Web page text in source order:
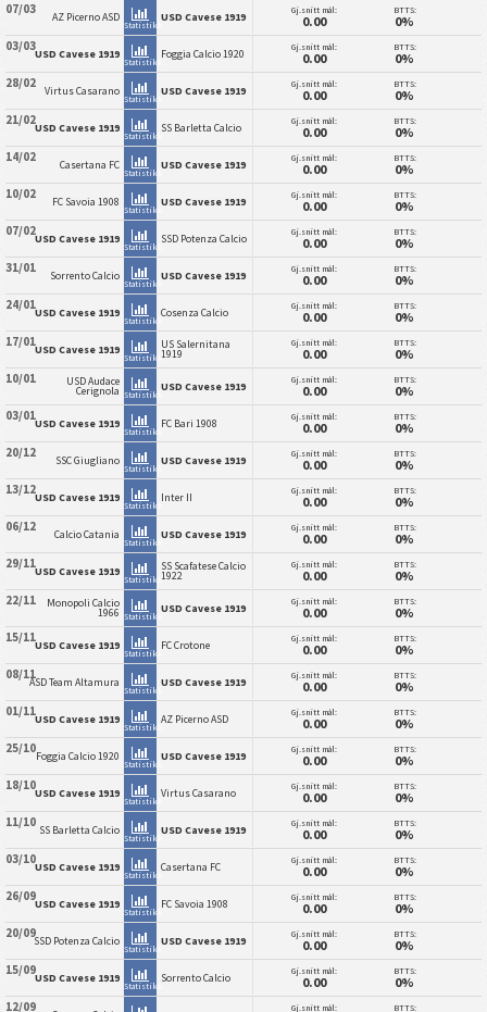
07/03 AZ Picerno ASD
Statistikk
USD Cavese 1919 Gj.snitt mål:
0.00
BTTS:
0%
03/03USD Cavese 1919
Statistikk
Foggia Calcio 1920 Gj.snitt mål:
0.00
BTTS:
0%
28/02 Virtus Casarano
Statistikk
USD Cavese 1919 Gj.snitt mål:
0.00
BTTS:
0%
21/02USD Cavese 1919
Statistikk
SS Barletta Calcio Gj.snitt mål:
0.00
BTTS:
0%
14/02 Casertana FC
Statistikk
USD Cavese 1919 Gj.snitt mål:
0.00
BTTS:
0%
10/02 FC Savoia 1908
Statistikk
USD Cavese 1919 Gj.snitt mål:
0.00
BTTS:
0%
07/02USD Cavese 1919
Statistikk
SSD Potenza Calcio Gj.snitt mål:
0.00
BTTS:
0%
31/01 Sorrento Calcio
Statistikk
USD Cavese 1919 Gj.snitt mål:
0.00
BTTS:
0%
24/01USD Cavese 1919
Statistikk
Cosenza Calcio Gj.snitt mål:
0.00
BTTS:
0%
17/01USD Cavese 1919
Statistikk
US Salernitana
1919
Gj.snitt mål:
0.00
BTTS:
0%
10/01 USD Audace
Cerignola Statistikk
USD Cavese 1919 Gj.snitt mål:
0.00
BTTS:
0%
03/01USD Cavese 1919
Statistikk
FC Bari 1908 Gj.snitt mål:
0.00
BTTS:
0%
20/12 SSC Giugliano
Statistikk
USD Cavese 1919 Gj.snitt mål:
0.00
BTTS:
0%
13/12USD Cavese 1919
Statistikk
Inter II Gj.snitt mål:
0.00
BTTS:
0%
06/12 Calcio Catania
Statistikk
USD Cavese 1919 Gj.snitt mål:
0.00
BTTS:
0%
29/11USD Cavese 1919
Statistikk
SS Scafatese Calcio
1922
Gj.snitt mål:
0.00
BTTS:
0%
22/11 Monopoli Calcio
1966 Statistikk
USD Cavese 1919 Gj.snitt mål:
0.00
BTTS:
0%
15/11USD Cavese 1919
Statistikk
FC Crotone Gj.snitt mål:
0.00
BTTS:
0%
08/11ASD Team Altamura
Statistikk
USD Cavese 1919 Gj.snitt mål:
0.00
BTTS:
0%
01/11USD Cavese 1919
Statistikk
AZ Picerno ASD Gj.snitt mål:
0.00
BTTS:
0%
25/10Foggia Calcio 1920
Statistikk
USD Cavese 1919 Gj.snitt mål:
0.00
BTTS:
0%
18/10USD Cavese 1919
Statistikk
Virtus Casarano Gj.snitt mål:
0.00
BTTS:
0%
11/10 SS Barletta Calcio
Statistikk
USD Cavese 1919 Gj.snitt mål:
0.00
BTTS:
0%
03/10USD Cavese 1919
Statistikk
Casertana FC Gj.snitt mål:
0.00
BTTS:
0%
26/09USD Cavese 1919
Statistikk
FC Savoia 1908 Gj.snitt mål:
0.00
BTTS:
0%
20/09SSD Potenza Calcio
Statistikk
USD Cavese 1919 Gj.snitt mål:
0.00
BTTS:
0%
15/09USD Cavese 1919
Statistikk
Sorrento Calcio Gj.snitt mål:
0.00
BTTS:
0%
12/09 Gj.snitt mål: BTTS: